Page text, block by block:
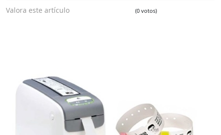
Valora este artículo (0 votos)